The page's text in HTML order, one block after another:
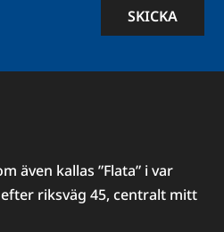
SKICKA
även kallas ”Flata” i var
riksväg 45, centralt mitt